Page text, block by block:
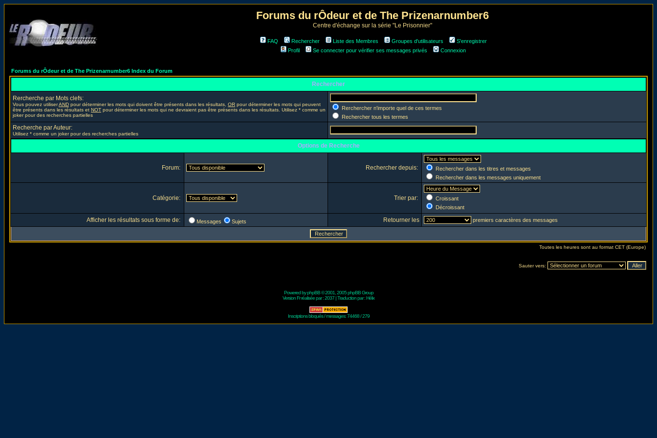
Forums du rÔdeur et de The Prizenarnumber6
Centre d'échange sur la série "Le Prisonnier"
FAQ Rechercher Liste des Membres Groupes d'utilisateurs
S'enregistrer
Profil
Se connecter pour vérifier ses messages privés Connexion
Forums du rÔdeur et de The Prizenarnumber6 Index du Forum
Rechercher
Rercherche par Mots clefs:
Vous pouvez utiliserAND pour déterminer les mots qui doivent être présents dans les résultats, OR pour déterminer les mots qui peuvent
être présents dans les résultats et NOT pour déterminer les mots qui ne devraient pas être présents dans les résultats. Utilisez * comme un
joker pour des recherches partielles
Rerchercher n'importe quel de ces termes
Rechercher tous les termes
Recherche par Auteur:
Utilisez * comme un joker pour des recherches partielles
Options de Recherche
Forum: Rechercher depuis:
Rechercher dans les titres et messages
Rechercher dans les messages uniquement
Catégorie: Trier par:
Croissant
Décroissant
Afficher les résultats sous forme de: Messages Sujets Retourner les premiers caractères des messages
Toutes les heures sont au format CET (Europe)
Sauter vers:
Powered byphpBB© 2001, 2005 phpBB Group
Version Fr réalisée par :2037 | Traduction par :Hélix
Inscriptions bloqués / messages: 74468 / 279